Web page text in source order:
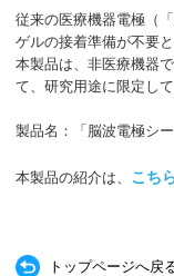
従来の医療機器電極（
ゲルの接着準備が不要
本製品は、非医療機器
て、研究用途に限定し
製品名：「脳波電極シ
本製品の紹介は、 こち
トップページへ戻